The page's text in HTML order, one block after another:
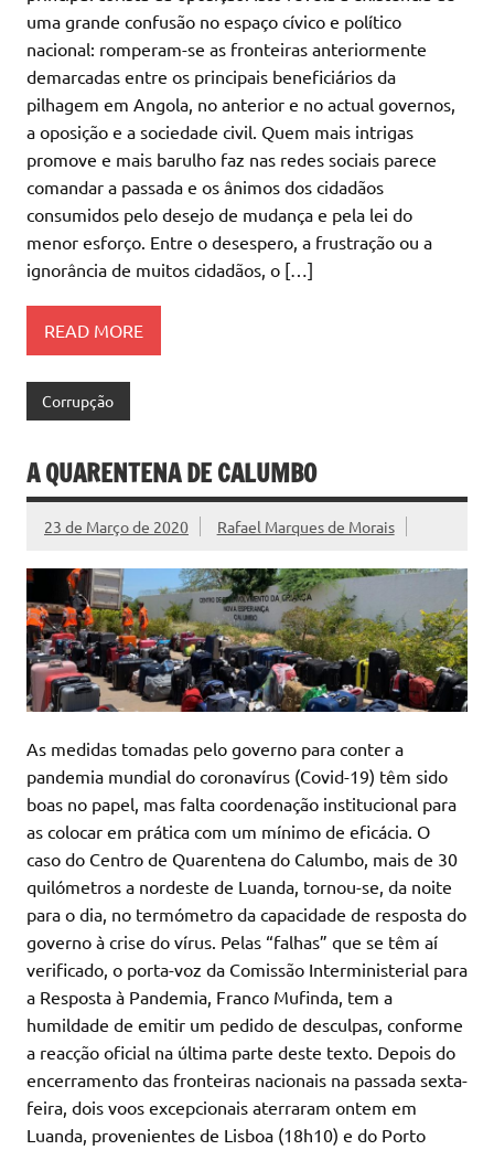
uma grande confusão no espaço cívico e político
nacional: romperam-se as fronteiras anteriormente
demarcadas entre os principais beneficiários da
pilhagem em Angola, no anterior e no actual governos,
a oposição e a sociedade civil. Quem mais intrigas
promove e mais barulho faz nas redes sociais parece
comandar a passada e os ânimos dos cidadãos
consumidos pelo desejo de mudança e pela lei do
menor esforço. Entre o desespero, a frustração ou a
ignorância de muitos cidadãos, o […]
READ MORE
Corrupção
A QUARENTENA DE CALUMBO
23 de Março de 2020 Rafael Marques de Morais
As medidas tomadas pelo governo para conter a
pandemia mundial do coronavírus (Covid-19) têm sido
boas no papel, mas falta coordenação institucional para
as colocar em prática com um mínimo de eficácia. O
caso do Centro de Quarentena do Calumbo, mais de 30
quilómetros a nordeste de Luanda, tornou-se, da noite
para o dia, no termómetro da capacidade de resposta do
governo à crise do vírus. Pelas “falhas” que se têm aí
verificado, o porta-voz da Comissão Interministerial para
a Resposta à Pandemia, Franco Mufinda, tem a
humildade de emitir um pedido de desculpas, conforme
a reacção oficial na última parte deste texto. Depois do
encerramento das fronteiras nacionais na passada sexta-
feira, dois voos excepcionais aterraram ontem em
Luanda, provenientes de Lisboa (18h10) e do Porto